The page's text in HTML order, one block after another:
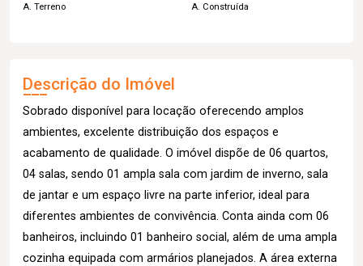
A. Terreno A. Construída
Descrição do Imóvel
Sobrado disponível para locação oferecendo amplos
ambientes, excelente distribuição dos espaços e
acabamento de qualidade. O imóvel dispõe de 06 quartos,
04 salas, sendo 01 ampla sala com jardim de inverno, sala
de jantar e um espaço livre na parte inferior, ideal para
diferentes ambientes de convivência. Conta ainda com 06
banheiros, incluindo 01 banheiro social, além de uma ampla
cozinha equipada com armários planejados. A área externa